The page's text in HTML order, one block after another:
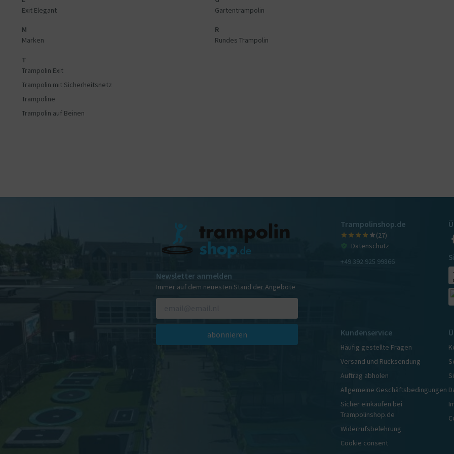
Exit Elegant
Gartentrampolin
M
Marken
R
Rundes Trampolin
T
Trampolin Exit
Trampolin mit Sicherheitsnetz
Trampoline
Trampolin auf Beinen
Newsletter anmelden
Immer auf dem neuesten Stand der Angebote
abonnieren
Trampolinshop.de
(27)
Datenschutz
+49 392 925 99866
Kundenservice
Häufig gestellte Fragen
Versand und Rücksendung
Auftrag abholen
Allgemeine Geschäftsbedingungen
Sicher einkaufen bei
Trampolinshop.de
Widerrufsbelehrung
Cookie consent